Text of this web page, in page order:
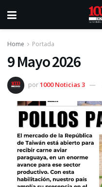
Home Portada
9 Mayo 2026
por1000 Noticias 3